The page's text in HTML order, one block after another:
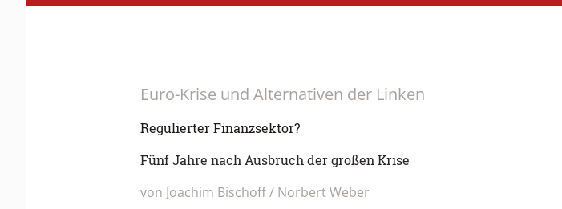
Euro-Krise und Alternativen der Linken
Regulierter Finanzsektor?
Fünf Jahre nach Ausbruch der großen Krise
von Joachim Bischoff / Norbert Weber